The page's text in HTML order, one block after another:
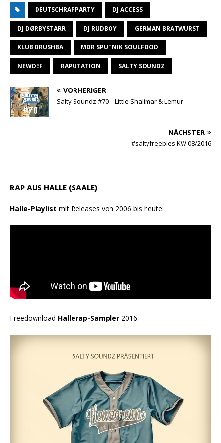
t
s
A
p
p
l
e
g
r
m
c
e
b
o
o
k
a
i
l
n
t
l
DEUTSCHRAPPARTY DJ ACCESS
DJ DØRBYSTARR DJ RUDBOY GERMAN BRATWURST
KLUB DRUSHBA MDR SPUTNIK SOULFOOD
NEWDEF RAPUTATION SALTY SOUNDZ
VORHERIGER
Salty Soundz #70 – Little Shalimar & Lemur
NÄCHSTER
#saltyfreebies KW 08/2016
RAP AUS HALLE (SAALE)
Halle-Playlist mit Releases von 2006 bis heute:
Freedownload Hallerap-Sampler 2016: